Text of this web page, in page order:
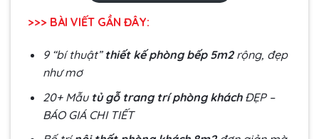
>>> BÀI VIẾT GẦN ĐÂY:
9 “bí thuật” thiết kế phòng bếp 5m2 rộng, đẹp
như mơ
20+ Mẫu tủ gỗ trang trí phòng kháchĐẸP –
BÁO GIÁ CHI TIẾT